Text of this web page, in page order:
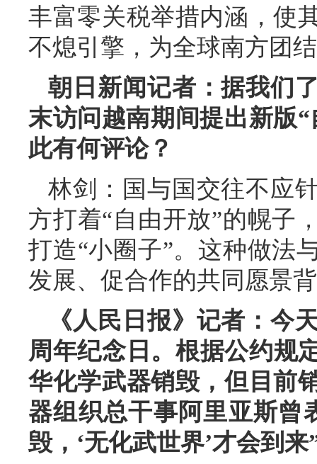
丰富零关税举措内涵，使
不熄引擎，为全球南方团
朝日新闻记者：据我们
末访问越南期间提出新版
此有何评论？
林剑：国与国交往不应
方打着“自由开放”的幌子
打造“小圈子”。这种做法
发展、促合作的共同愿景
《人民日报》记者：今
周年纪念日。根据公约规
华化学武器销毁，但目前
器组织总干事阿里亚斯曾
毁，‘无化武世界’才会到